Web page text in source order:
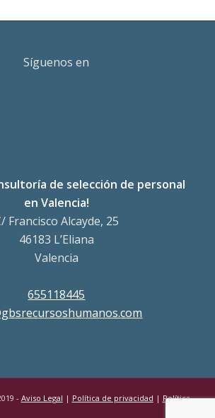
Síguenos en
de selección de personal
en Valencia!
Francisco Alcayde, 25
46183 L’Eliana
Valencia
655118445
- Aviso Legal | Política de privacidad | Política